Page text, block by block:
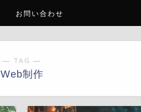
お問い合わせ
― TAG ―
Web制作